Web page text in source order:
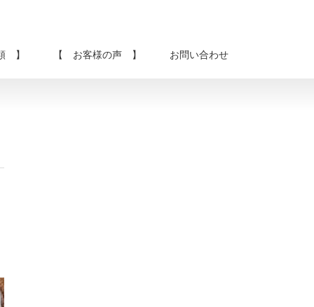
】 【 お客様の声 】 お問い合わせ